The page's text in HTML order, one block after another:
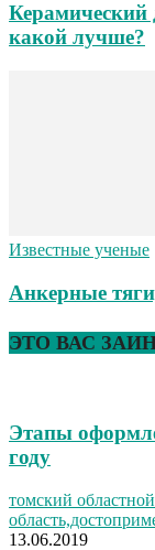
какой лучше?
Известные ученые
Анкерные
ЭТО ВАС
Этапы
году
томский
13.06.2019